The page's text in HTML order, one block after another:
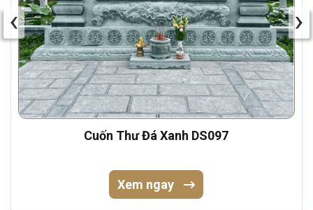
Cuốn Thư Đá Xanh DS097
Xem ngay
‹ ›